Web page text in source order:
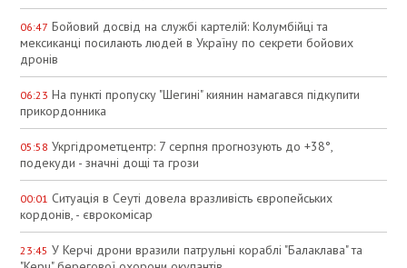
06:47 Бойовий досвід на службі картелій: Колумбійці та
мексиканці посилають людей в Україну по секрети бойових
дронів
06:23 На пункті пропуску "Шегині" киянин намагався підкупити
прикордонника
05:58 Укргідрометцентр: 7 серпня прогнозують до +38°,
подекуди - значні дощі та грози
00:01 Ситуація в Сеуті довела вразливість європейських
кордонів, - єврокомісар
23:45 У Керчі дрони вразили патрульні кораблі "Балаклава" та